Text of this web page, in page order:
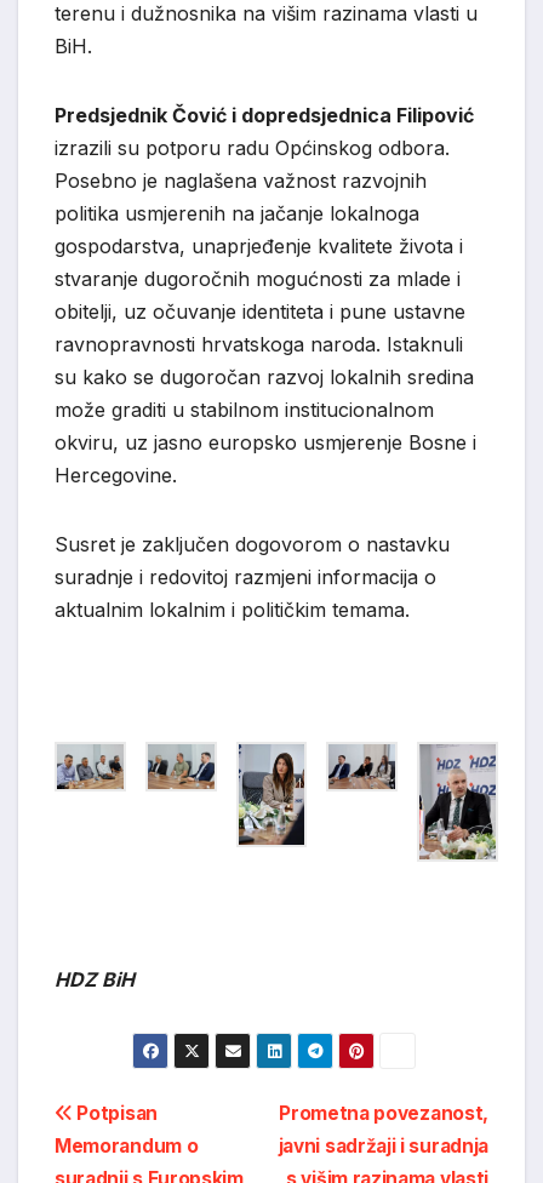
terenu i dužnosnika na višim razinama vlasti u
BiH.
Predsjednik Čović i dopredsjednica Filipović
izrazili su potporu radu Općinskog odbora.
Posebno je naglašena važnost razvojnih
politika usmjerenih na jačanje lokalnoga
gospodarstva, unaprjeđenje kvalitete života i
stvaranje dugoročnih mogućnosti za mlade i
obitelji, uz očuvanje identiteta i pune ustavne
ravnopravnosti hrvatskoga naroda. Istaknuli
su kako se dugoročan razvoj lokalnih sredina
može graditi u stabilnom institucionalnom
okviru, uz jasno europsko usmjerenje Bosne i
Hercegovine.
Susret je zaključen dogovorom o nastavku
suradnje i redovitoj razmjeni informacija o
aktualnim lokalnim i političkim temama.
HDZ BiH
Post
navigation
Prometna povezanost,
javni sadržaji i suradnja
s višim razinama vlasti
Potpisan
Memorandum o
suradnji s Europskim